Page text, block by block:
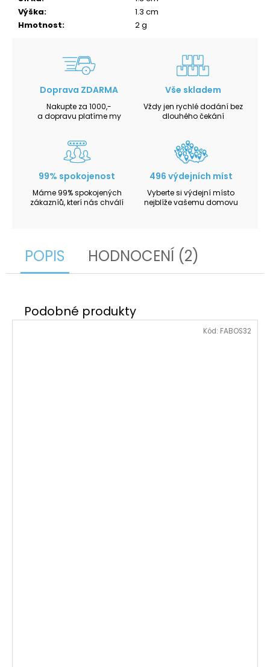
Výška:
1.3 cm
Hmotnost: 2 g
Doprava ZDARMA
Nakupte za 1000,-
a dopravu platíme my
Vše skladem
Vždy jen rychlé dodání bez
dlouhého čekání
99% spokojenost
Máme 99% spokojených
zákazníů, kterí nás chválí
496 výdejních míst
Vyberte si výdejní místo
nejblíže vašemu domovu
POPIS HODNOCENÍ (2)
Kód: FABOS32